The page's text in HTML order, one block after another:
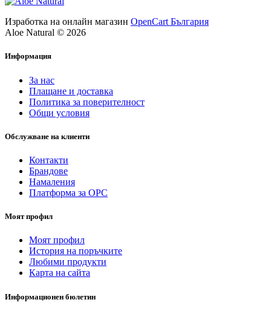
Изработка на онлайн магазин OpenCart България
Aloe Natural © 2026
Информация
За нас
Плащане и доставка
Политика за поверителност
Общи условия
Обслужване на клиенти
Контакти
Брандове
Намаления
Платформа за ОРС
Моят профил
Моят профил
История на поръчките
Любими продукти
Карта на сайта
Информационен бюлетин